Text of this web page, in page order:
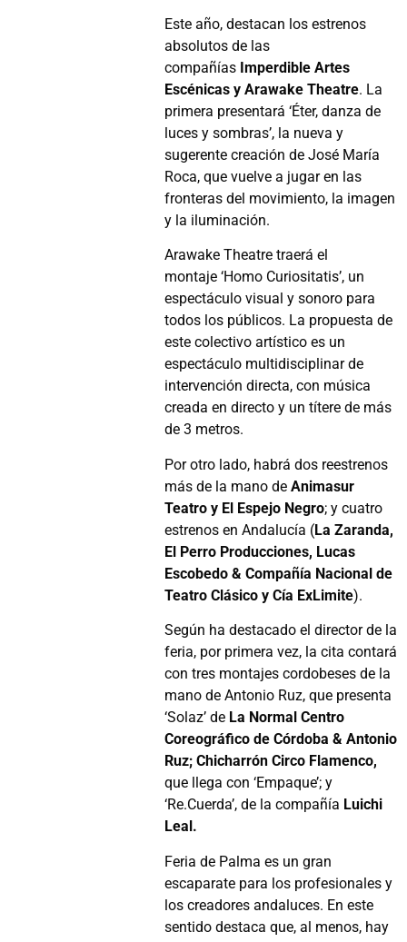
Este año, destacan los estrenos
absolutos de las
compañías Imperdible Artes
Escénicas y Arawake Theatre. La
primera presentará ‘Éter, danza de
luces y sombras’, la nueva y
sugerente creación de José María
Roca, que vuelve a jugar en las
fronteras del movimiento, la imagen
y la iluminación.
Arawake Theatre traerá el
montaje ‘Homo Curiositatis’, un
espectáculo visual y sonoro para
todos los públicos. La propuesta de
este colectivo artístico es un
espectáculo multidisciplinar de
intervención directa, con música
creada en directo y un títere de más
de 3 metros.
Por otro lado, habrá dos reestrenos
más de la mano deAnimasur
Teatro y El Espejo Negro; y cuatro
estrenos en Andalucía (La Zaranda,
El Perro Producciones, Lucas
Escobedo & Compañía Nacional de
Teatro Clásico y Cía ExLimite).
Según ha destacado el director de la
feria, por primera vez, la cita contará
con tres montajes cordobeses de la
mano de Antonio Ruz, que presenta
‘Solaz’ de La Normal Centro
Coreográfico de Córdoba & Antonio
Ruz;Chicharrón Circo Flamenco,
que llega con ‘Empaque’; y
‘Re.Cuerda’, de la compañía Luichi
Leal.
Feria de Palma es un gran
escaparate para los profesionales y
los creadores andaluces. En este
sentido destaca que, al menos, hay